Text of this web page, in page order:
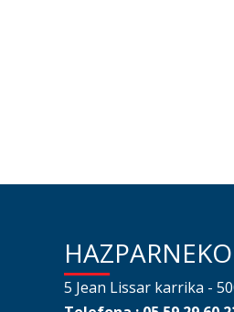
5 Jean Lissar karrika -